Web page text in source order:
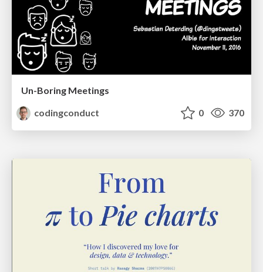
Un-Boring Meetings
codingconduct
0 370